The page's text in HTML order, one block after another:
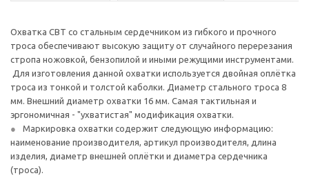
Охватка СВТ со стальным сердечником из гибкого и прочного
троса обеспечивают высокую защиту от случайного перерезания
стропа ножовкой, бензопилой и иными режущими инструментами.
Для изготовления данной охватки используется двойная оплётка
троса из тонкой и толстой каболки. Диаметр стального троса 8
мм. Внешний диаметр охватки 16 мм. Самая тактильная и
эргономичная - "ухватистая" модификация охватки.
Маркировка охватки содержит следующую информацию:
наименование производителя, артикул производителя, длина
изделия, диаметр внешней оплётки и диаметра сердечника
(троса).